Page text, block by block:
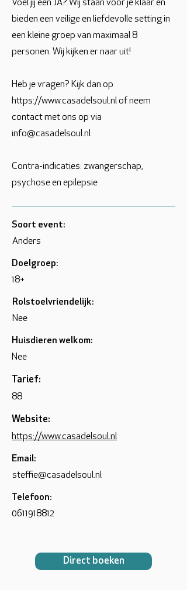
Voel jij een JA? Wij staan voor je klaar en
bieden een veilige en liefdevolle setting in
een kleine groep van maximaal 8
personen. Wij kijken er naar uit!
Heb je vragen? Kijk dan op
https://www.casadelsoul.nlof neem
contact met ons op via
info@casadelsoul.nl
Contra-indicaties: zwangerschap,
psychose en epilepsie
Soort event:
Anders
Doelgroep:
18+
Rolstoelvriendelijk:
Nee
Huisdieren welkom:
Nee
Tarief:
88
Website:
https://www.casadelsoul.nl
Email:
steffie@casadelsoul.nl
Telefoon:
0611918812
Direct boeken